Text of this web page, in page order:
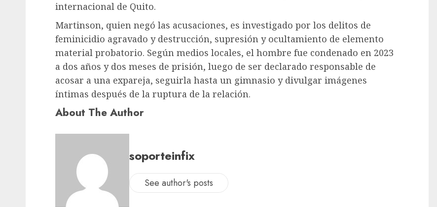
internacional de Quito.
Martinson, quien negó las acusaciones, es investigado por los delitos de
feminicidio agravado y destrucción, supresión y ocultamiento de elemento
material probatorio. Según medios locales, el hombre fue condenado en 2023
a dos años y dos meses de prisión, luego de ser declarado responsable de
acosar a una expareja, seguirla hasta un gimnasio y divulgar imágenes
íntimas después de la ruptura de la relación.
About The Author
soporteinfix
See author's posts